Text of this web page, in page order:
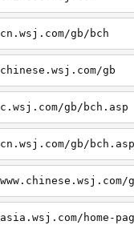
gb/bch
gb
gb/bch.asp
gb/bch.asp
home-